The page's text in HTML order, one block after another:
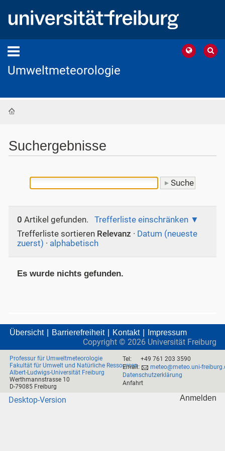
Umweltmeteorologie
Suchergebnisse
0 Artikel gefunden.
Trefferliste einschränken
Trefferliste sortieren Relevanz · Datum (neueste
zuerst) · alphabetisch
Es wurde nichts gefunden.
Übersicht Barrierefreiheit Kontakt Impressum
Copyright © 2026 Universität Freiburg
Professur für Umweltmeteorologie
Fakultät für Umwelt und Natürliche Ressourcen
Albert-Ludwigs-Universität Freiburg
Werthmannstrasse 10
D-79085 Freiburg
Tel:
+49 761 203 3590
Email:
meteo@meteo.uni-
Datenschutzerklärung
Anfahrt
Desktop-Version Anmelden